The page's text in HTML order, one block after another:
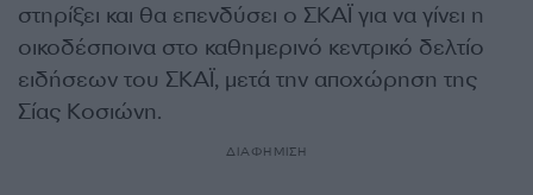
στηρίξει και θα επενδύσει ο ΣΚΑΪ για να γίνει η
οικοδέσποινα στο καθημερινό κεντρικό δελτίο
ειδήσεων του ΣΚΑΪ, μετά την αποχώρηση της
Σίας Κοσιώνη.
ΔΙΑΦΗΜΙΣΗ